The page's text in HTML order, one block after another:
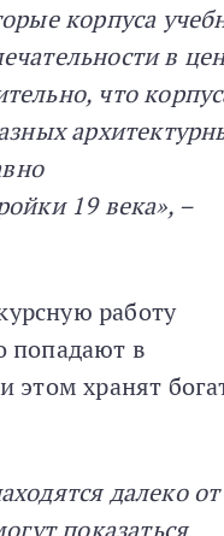
корпуса
в
что
19 века», –
работу
попадают в
этом хранят
далеко от
показаться